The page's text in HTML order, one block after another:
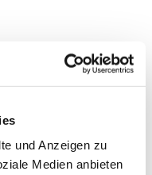
und Anzeigen zu
Medien anbieten